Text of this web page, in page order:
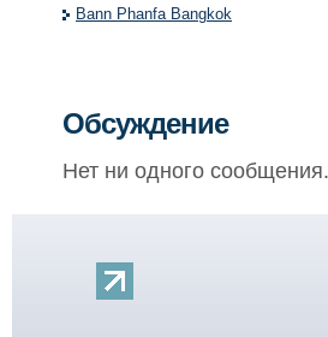
Bann Phanfa Bangkok
Обсуждение
Нет ни одного сообщения.